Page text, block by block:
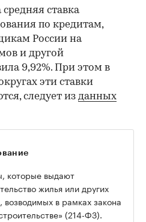
ставка
по кредитам,
России на
и другой
9,92%. При этом в
эти ставки
следует из данных
которые выдают
жилья или других
в рамках закона
(214-ФЗ).